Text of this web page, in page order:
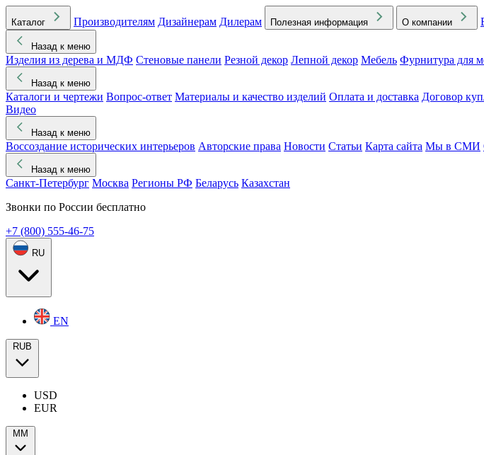
Каталог Производителям Дизайнерам Дилерам Полезная информация О компании
Назад к меню
Изделия из дерева и МДФ Стеновые панели Резной декор Лепной декор Мебель Фурнитура для
Назад к меню
Каталоги и чертежи Вопрос-ответ Материалы и качество изделий Оплата и доставка Договор
Видео
Назад к меню
Воссоздание исторических интерьеров Авторские права Новости Статьи Карта сайта Мы в СМИ
Назад к меню
Санкт-Петербург Москва Регионы РФ Беларусь Казахстан
Звонки по России бесплатно
+7 (800) 555-46-75
RU
EN
RUB
USD
EUR
ММ